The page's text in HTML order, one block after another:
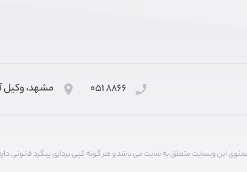
۸۸۶۶ ۰۵۱ مشهد، وکیل آباد۷۵
این وبسایت متعلق به سایت می باشد و هر گونه کپی برداری پیگرد قانونی